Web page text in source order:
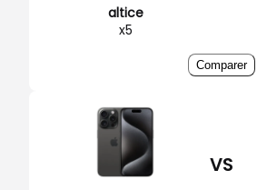
altice
x5
Comparer
VS